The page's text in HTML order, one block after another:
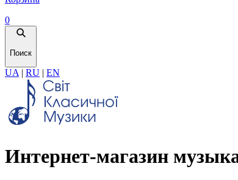
0
Поиск
UA | RU | EN
Интернет-магазин